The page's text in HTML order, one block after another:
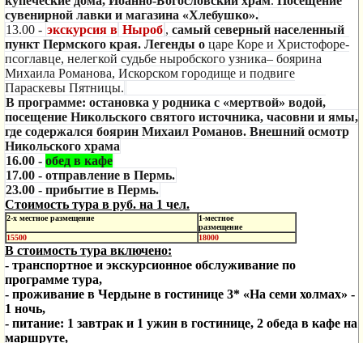
сувенирной лавки и магазина «Хлебушко».
13.00 - экскурсия в Ныроб , самый северный населенный
пункт Пермского края. Легенды о царе Коре и Христофоре-
псоглавце, нелегкой судьбе ныробского узника– боярина
Михаила Романова, Искорском городище и подвиге
Параскевы Пятницы.
В программе: остановка у родника с «мертвой» водой,
посещение Никольского святого источника, часовни и ямы,
где содержался боярин Михаил Романов. Внешний осмотр
Никольского храма
16.00 -обед в кафе
17.00 - отправление в Пермь.
23.00 - прибытие в Пермь.
Стоимость тура в руб. на 1 чел.
2-х местное размещение
1-местное
размещение
15500
18000
В стоимость тура включено:
- транспортное и экскурсионное обслуживание по
программе тура,
- проживание в Чердыне в гостинице 3* «На семи холмах» -
1 ночь,
- питание: 1 завтрак и 1 ужин в гостинице, 2 обеда в кафе на
маршруте,